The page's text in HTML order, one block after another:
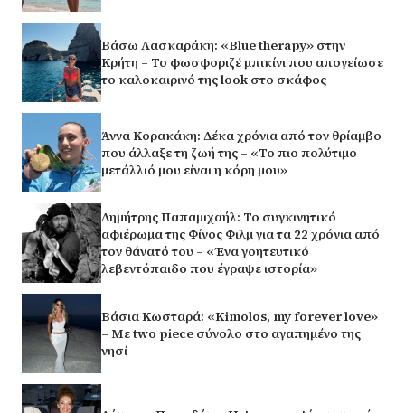
Βάσω Λασκαράκη: «Blue therapy» στην
Κρήτη – Το φωσφοριζέ μπικίνι που απογείωσε
το καλοκαιρινό της look στο σκάφος
Άννα Κορακάκη: Δέκα χρόνια από τον θρίαμβο
που άλλαξε τη ζωή της – «Το πιο πολύτιμο
μετάλλιό μου είναι η κόρη μου»
Δημήτρης Παπαμιχαήλ: Το συγκινητικό
αφιέρωμα της Φίνος Φιλμ για τα 22 χρόνια από
τον θάνατό του – «Ένα γοητευτικό
λεβεντόπαιδο που έγραψε ιστορία»
Βάσια Κωσταρά: «Kimolos, my forever love»
– Με two piece σύνολο στο αγαπημένο της
νησί